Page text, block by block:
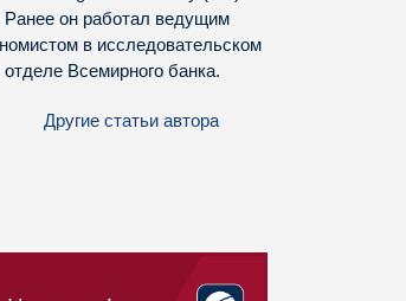
Ранее он работал ведущим
в исследовательском
отделе Всемирного банка.
Другие статьи автора